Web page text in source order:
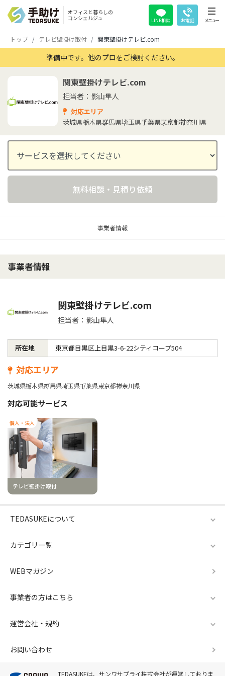
オフィスと暮らしの
コンシェルジュ
LINE相談 お電話 メニュー
トップ テレビ壁掛け取付 関東壁掛けテレビ.com
準備中です。他のプロをご検討ください。
関東壁掛けテレビ.com
担当者：影山隼人
対応エリア
茨城県栃木県群馬県埼玉県千葉県東京都神奈川県
無料相談・見積り依頼
事業者情報
事業者情報
関東壁掛けテレビ.com
担当者：影山隼人
所在地 東京都目黒区上目黒3-6-22シティコープ504
対応エリア
茨城県栃木県群馬県埼玉県千葉県東京都神奈川県
対応可能サービス
個人・法人
テレビ壁掛け取付
TEDASUKEについて
カテゴリ一覧
WEBマガジン
事業者の方はこちら
運営会社・規約
お問い合わせ
TEDASUKEは、サンワサプライ株式会社が運営しておりま